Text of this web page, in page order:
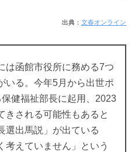
出典： 文春オンライン
は函館市役所に務める7つ
いる。今年5月から出世ポ
健福祉部長に起用、2023
きされる可能性もあると
選出馬説」が出ている
考えていません」という